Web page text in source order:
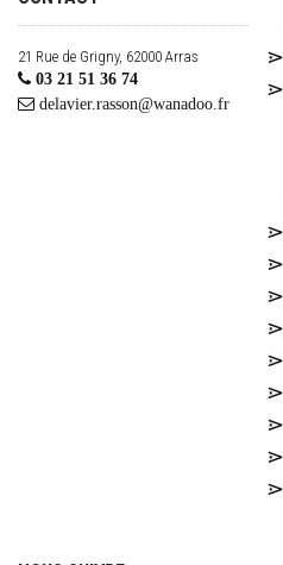
21 Rue de Grigny, 62000 Arras
03 21 51 36 74
delavier.rasson@wanadoo.fr